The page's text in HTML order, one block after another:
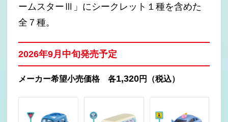
ームスターⅢ」にシークレット１種を含めた
全７種。
2026年9月中旬発売予定
メーカー希望小売価格 各1,320円（税込）